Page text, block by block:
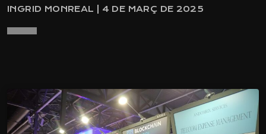
INGRID MONREAL | 4 DE MARÇ DE 2025